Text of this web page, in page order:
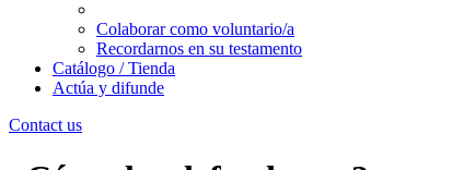
Colaborar como voluntario/a
Recordarnos en su testamento
Catálogo / Tienda
Actúa y difunde
Contact us